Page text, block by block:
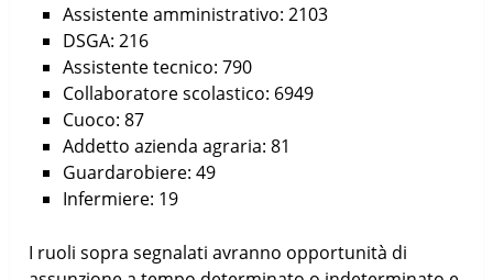
Assistente amministrativo: 2103
DSGA: 216
Assistente tecnico: 790
Collaboratore scolastico: 6949
Cuoco: 87
Addetto azienda agraria: 81
Guardarobiere: 49
Infermiere: 19
I ruoli sopra segnalati avranno opportunità di